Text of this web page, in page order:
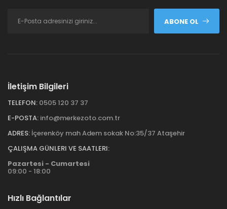
ABONE OL
İletişim Bilgileri
TELEFON: 0505 120 37 37
E-POSTA: info@merkezoto.com.tr
ADRES: İçerenköy mah Adem sokak No:35/37 Ataşehir
ÇALIŞMA GÜNLERI VE SAATLERI:
Pazartesi - Cumartesi
09:00 - 18:00
Hızlı Bağlantılar